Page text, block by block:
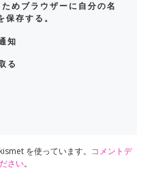
めブラウザーに自分の名
保存する。
知
る
を使っています。 コメントデ
さい。